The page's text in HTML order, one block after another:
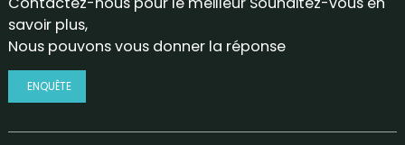
savoir plus,
Nous pouvons vous donner la réponse
ENQUÊTE